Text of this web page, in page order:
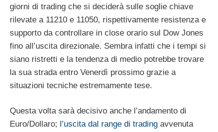
giorni di trading che si deciderà sulle soglie chiave
rilevate a 11210 e 11050, rispettivamente resistenza e
supporto da controllare in close orario sul Dow Jones
fino all’uscita direzionale. Sembra infatti che i tempi si
siano ristretti e la tendenza di medio potrebbe trovare
la sua strada entro Venerdì prossimo grazie a
situazioni tecniche estremamente tese.
Questa volta sarà decisivo anche l’andamento di
Euro/Dollaro; l’uscita dal range di trading avvenuta